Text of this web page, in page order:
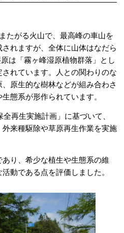
たがる火山で、最高峰の車山を
れますが、全体に山体はなだら
は「霧ヶ峰湿原植物群落」とし
れています。人との関わりのな
原生的な樹林などが組み合わさ
態系が形作られています。
再生実施計画」に基づいて、
来種駆除や草原再生作業を実施
り、希少な植生や生態系の維
動である点を評価しました。